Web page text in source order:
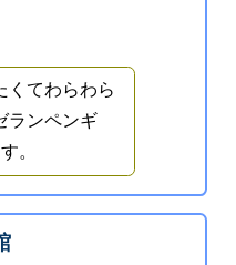
てわらわら
ランペンギ
。